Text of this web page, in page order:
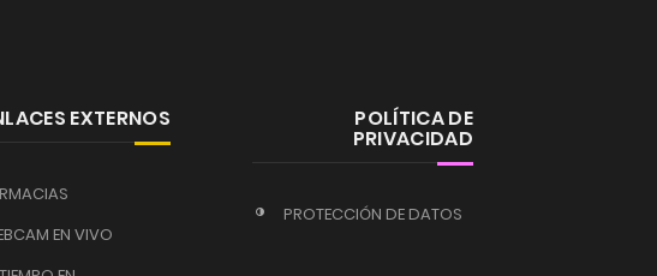
EXTERNOS
EN VIVO
POLÍTICA DE
PRIVACIDAD
PROTECCIÓN DE DATOS